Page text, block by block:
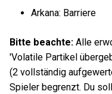
Arkana: Barriere
Bitte beachte: Alle
'Volatile Partikel
(2 vollständig
Spieler begrenzt. Du